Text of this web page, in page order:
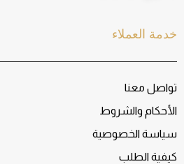
خدمة العملاء
تواصل معنا
الأحكام والشروط
سياسة الخصوصية
كيفية الطلب